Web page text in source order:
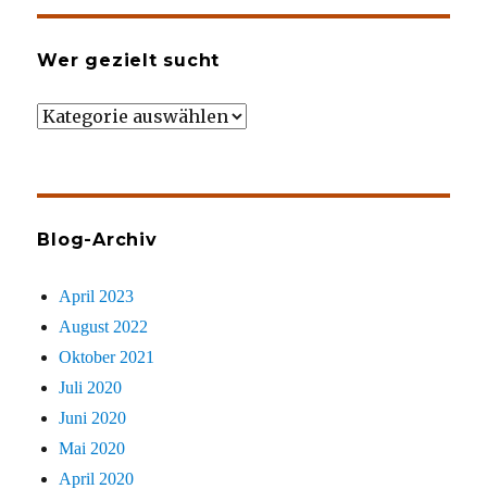
Wer gezielt sucht
Wer
Blog-Archiv
April 2023
August 2022
Oktober 2021
Juli 2020
Juni 2020
Mai 2020
April 2020